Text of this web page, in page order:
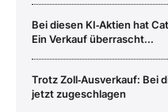
Bei diesen KI‑Aktien hat
Ein Verkauf überrascht...
Trotz Zoll‑Ausverkauf: Bei
jetzt zugeschlagen